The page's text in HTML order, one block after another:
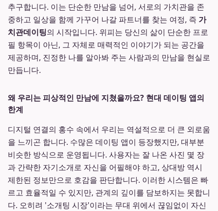
추구합니다. 이는 단순한 만남을 넘어, 서로의 가치관을 존
중하고 일상을 함께 가꾸어 나갈 파트너를 찾는 여정, 즉 가
치관데이팅의 시작입니다. 위피는 당신의 삶이 단순한 프로
필 항목이 아닌, 그 자체로 매력적인 이야기가 되는 공간을
제공하며, 진정한 나를 알아봐 주는 사람과의 만남을 현실로
만듭니다.
왜 우리는 피상적인 만남에 지쳤을까요? 현대 데이팅 앱의
한계
디지털 연결의 홍수 속에서 우리는 역설적으로 더 큰 외로움
을 느끼곤 합니다. 수많은 데이팅 앱이 등장했지만, 대부분
비슷한 방식으로 운영됩니다. 사용자는 잘 나온 사진 몇 장
과 간략한 자기소개로 자신을 어필해야 하고, 상대방 역시
제한된 정보만으로 호감을 판단합니다. 이러한 시스템은 빠
르고 효율적일 수 있지만, 관계의 깊이를 담보하지는 못합니
다. 오히려 '소개팅 시장'이라는 무대 위에서 끊임없이 자신